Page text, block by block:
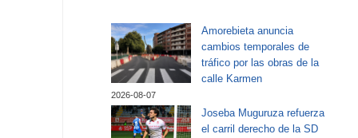
Amorebieta anuncia
cambios temporales de
tráfico por las obras de la
calle Karmen
2026-08-07
Joseba Muguruza refuerza
el carril derecho de la SD